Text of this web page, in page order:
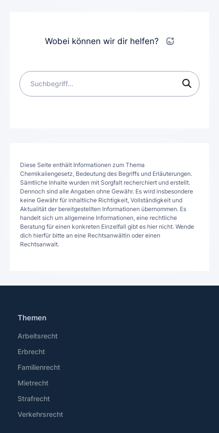
Wobei können wir dir helfen?
Diese Seite enthält Informationen zum Thema
Chemikaliengesetz, Bedeutung des Begriffs und Erläuterungen.
Sämtliche Inhalte wurden mit Sorgfalt recherchiert und erstellt.
Dennoch sind alle Angaben ohne Gewähr. Es wird insbesondere
keine Gewähr für inhaltliche Richtigkeit, Vollständigkeit und
Aktualität der bereitgestellten Informationen übernommen. Es
handelt sich um allgemeine Informationen, eine rechtliche
Beratung für einen konkreten Einzelfall gibt es hier nicht. Wende
dich hierfür bitte an eine Rechtsanwältin oder einen
Rechtsanwalt.
Themen
Arbeitsrecht
Erbrecht
Familienrecht
Mietrecht
Strafrecht
Verkehrsrecht